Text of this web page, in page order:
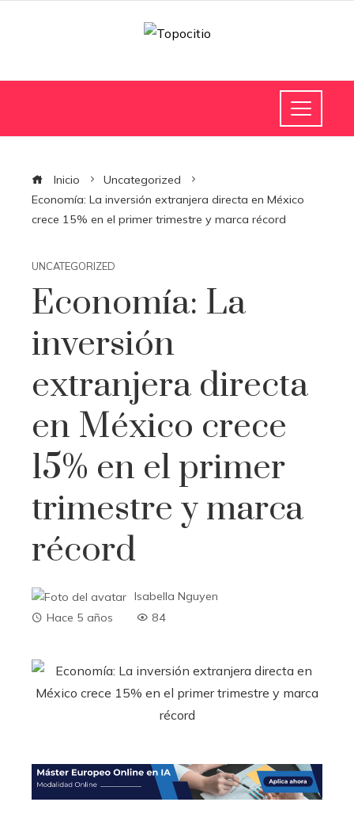
Inicio
Uncategorized
Economía: La inversión extranjera directa en México
crece 15% en el primer trimestre y marca récord
UNCATEGORIZED
Economía: La
inversión
extranjera directa
en México crece
15% en el primer
trimestre y marca
récord
Isabella Nguyen
Hace 5 años
84